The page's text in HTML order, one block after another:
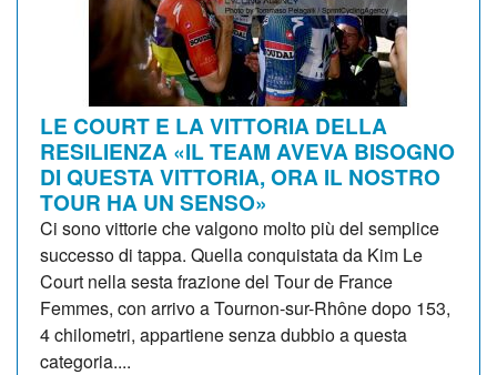
LE COURT E LA VITTORIA DELLA
RESILIENZA «IL TEAM AVEVA BISOGNO
DI QUESTA VITTORIA, ORA IL NOSTRO
TOUR HA UN SENSO»
Ci sono vittorie che valgono molto più del semplice
successo di tappa. Quella conquistata da Kim Le
Court nella sesta frazione del Tour de France
Femmes, con arrivo a Tournon-sur-Rhône dopo 153,
4 chilometri, appartiene senza dubbio a questa
categoria....